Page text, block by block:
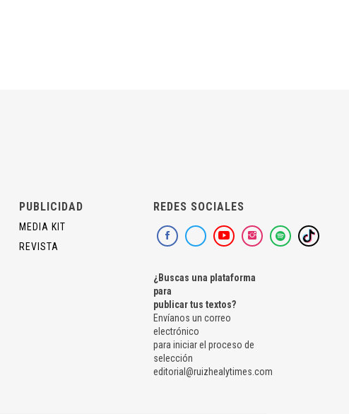
PUBLICIDAD
MEDIA KIT
REVISTA
REDES SOCIALES
¿Buscas una plataforma
para
publicar tus textos?
Envíanos un correo
electrónico
para iniciar el proceso de
selección
editorial@ruizhealytimes.com